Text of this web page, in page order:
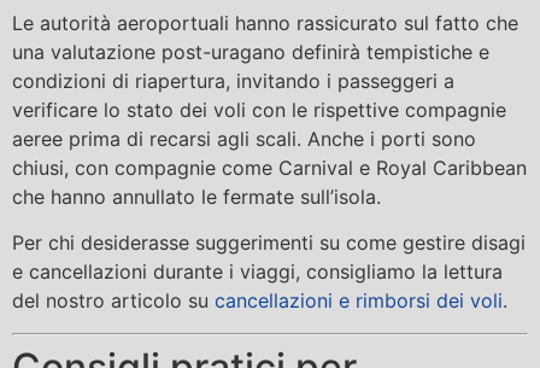
Le autorità aeroportuali hanno rassicurato sul fatto che
una valutazione post-uragano definirà tempistiche e
condizioni di riapertura, invitando i passeggeri a
verificare lo stato dei voli con le rispettive compagnie
aeree prima di recarsi agli scali. Anche i porti sono
chiusi, con compagnie come Carnival e Royal Caribbean
che hanno annullato le fermate sull’isola.
Per chi desiderasse suggerimenti su come gestire disagi
e cancellazioni durante i viaggi, consigliamo la lettura
del nostro articolo su cancellazioni e rimborsi dei voli.